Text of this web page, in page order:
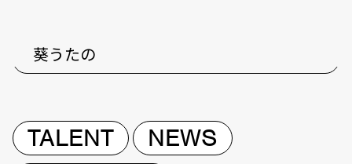
葵うたの
TALENT
NEWS